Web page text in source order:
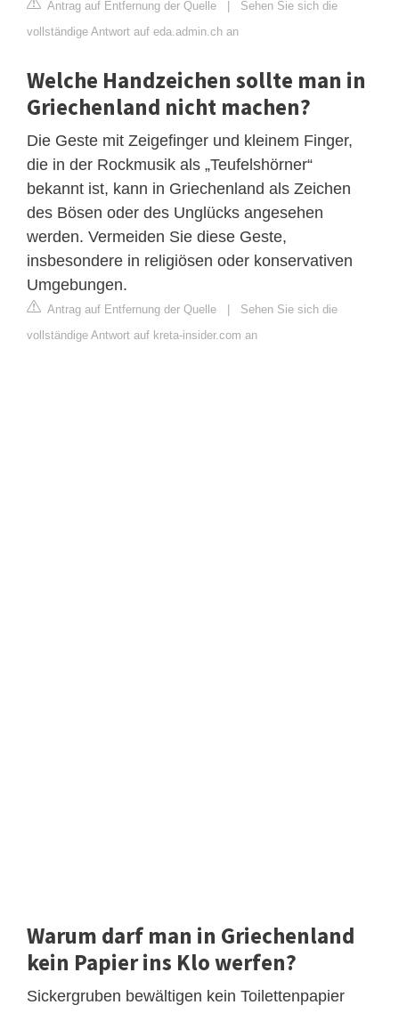
Antrag auf Entfernung der Quelle | Sehen Sie sich die
vollständige Antwort auf eda.admin.ch an
Welche Handzeichen sollte man in
Griechenland nicht machen?
Die Geste mit Zeigefinger und kleinem Finger,
die in der Rockmusik als „Teufelshörner“
bekannt ist, kann in Griechenland als Zeichen
des Bösen oder des Unglücks angesehen
werden. Vermeiden Sie diese Geste,
insbesondere in religiösen oder konservativen
Umgebungen.
Antrag auf Entfernung der Quelle | Sehen Sie sich die
vollständige Antwort auf kreta-insider.com an
Warum darf man in Griechenland
kein Papier ins Klo werfen?
Sickergruben bewältigen kein Toilettenpapier